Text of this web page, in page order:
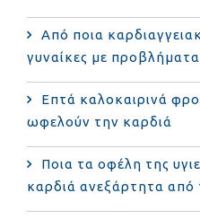
Από ποια
γυναίκες με
Επτά καλοκαιρινά
ωφελούν την καρδιά
Ποια τα οφέλη της
καρδιά ανεξάρτητα